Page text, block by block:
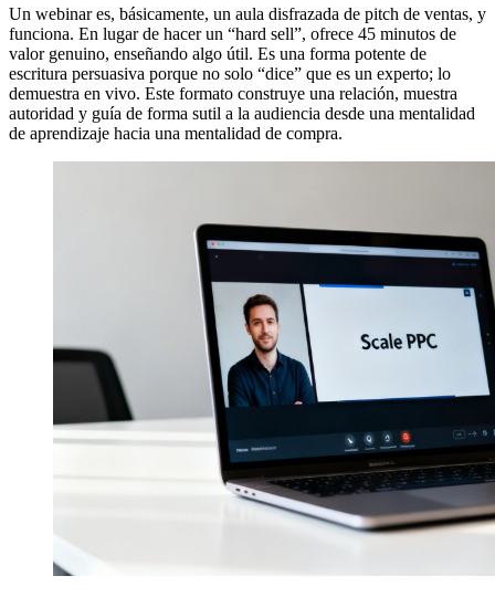
Un webinar es, básicamente, un aula disfrazada de pitch de ventas, y
funciona. En lugar de hacer un “hard sell”, ofrece 45 minutos de
valor genuino, enseñando algo útil. Es una forma potente de
escritura persuasiva porque no solo “dice” que es un experto; lo
demuestra en vivo. Este formato construye una relación, muestra
autoridad y guía de forma sutil a la audiencia desde una mentalidad
de aprendizaje hacia una mentalidad de compra.